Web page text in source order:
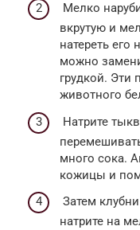
Мелко
вкрутую и
натереть его
можно
грудкой. Эти
животного
Натрите
много сока.
кожицы и
Затем
натрите на